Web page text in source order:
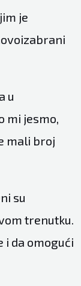
je
u
mi jesmo,
mali broj
su
trenutku.
i da omogući